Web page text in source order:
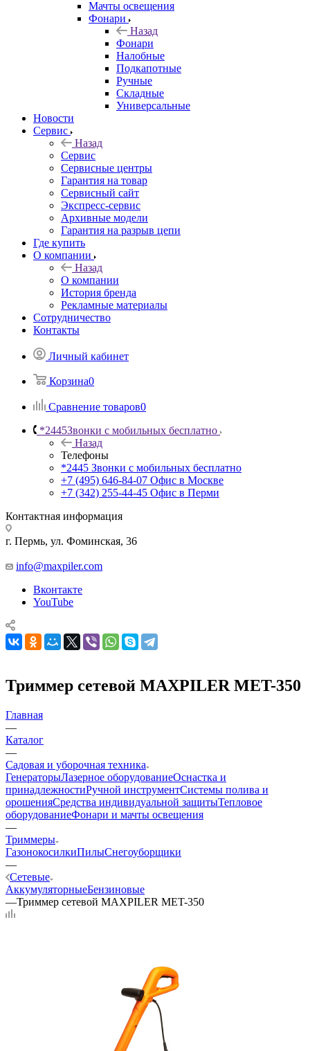
Мачты освещения
Фонари
Назад
Фонари
Налобные
Подкапотные
Ручные
Складные
Универсальные
Новости
Сервис
Назад
Сервис
Сервисные центры
Гарантия на товар
Сервисный сайт
Экспресс-сервис
Архивные модели
Гарантия на разрыв цепи
Где купить
О компании
Назад
О компании
История бренда
Рекламные материалы
Сотрудничество
Контакты
Личный кабинет
Корзина0
Сравнение товаров0
*2445Звонки с мобильных бесплатно
Назад
Телефоны
*2445 Звонки с мобильных бесплатно
+7 (495) 646-84-07 Офис в Москве
+7 (342) 255-44-45 Офис в Перми
Контактная информация
г. Пермь, ул. Фоминская, 36
info@maxpiler.com
Вконтакте
YouTube
Триммер сетевой MAXPILER MET-350
Главная
—
Каталог
—
Садовая и уборочная техника
ГенераторыЛазерное оборудованиеОснастка и
принадлежностиРучной инструментСистемы полива и
орошенияСредства индивидуальной защитыТепловое
оборудованиеФонари и мачты освещения
—
Триммеры
ГазонокосилкиПилыСнегоуборщики
—
Сетевые
АккумуляторныеБензиновые
—Триммер сетевой MAXPILER MET-350